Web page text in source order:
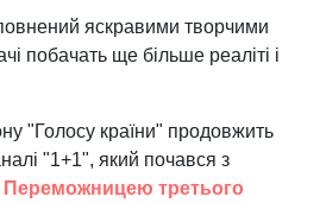
яскравими творчими
побачать ще більше реаліті і
"Голосу країни" продовжить
"1+1", який почався з
Переможницею третього